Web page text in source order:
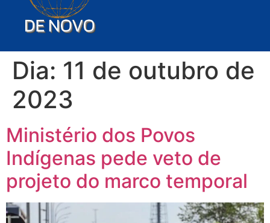
Dia: 11 de outubro de
2023
Ministério dos Povos
Indígenas pede veto de
projeto do marco temporal